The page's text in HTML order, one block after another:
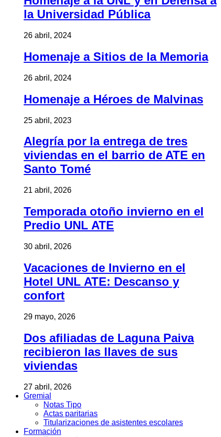
la Universidad Pública
26 abril, 2024
Homenaje a Sitios de la Memoria
26 abril, 2024
Homenaje a Héroes de Malvinas
25 abril, 2023
Alegría por la entrega de tres
viviendas en el barrio de ATE en
Santo Tomé
21 abril, 2026
Temporada otoño invierno en el
Predio UNL ATE
30 abril, 2026
Vacaciones de Invierno en el
Hotel UNL ATE: Descanso y
confort
29 mayo, 2026
Dos afiliadas de Laguna Paiva
recibieron las llaves de sus
viviendas
27 abril, 2026
Gremial
Notas Tipo
Actas paritarias
Titularizaciones de asistentes escolares
Formación